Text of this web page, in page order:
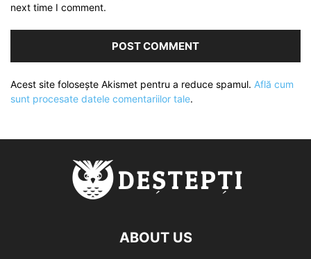
next time I comment.
Acest site folosește Akismet pentru a reduce spamul. Află cum
sunt procesate datele comentariilor tale.
ABOUT US